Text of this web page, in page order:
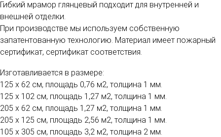
Гибкий мрамор глянцевый подходит для внутренней и
внешней отделки.
При производстве мы используем собственную
запатентованную технологию. Материал имеет пожарный
сертификат, сертификат соответствия.
Изготавливается в размере:
125 х 62 см, площадь 0,76 м2, толщина 1 мм.
125 х 102 см, площадь 1,27 м2, толщина 1 мм.
205 х 62 см, площадь 1,27 м2, толщина 1 мм.
205 х 125 см, площадь 2,56 м2, толщина 1 мм.
105 х 305 см, площадь 3,2 м2, толщина 2 мм.